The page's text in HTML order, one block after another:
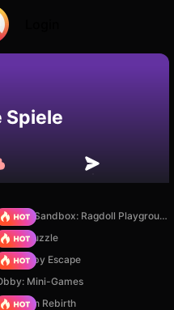
Spiele
Sprunki Sandbox: Ragdoll Playground Mode
Puzzle
Obby Escape
Mini-Games
Rebirth